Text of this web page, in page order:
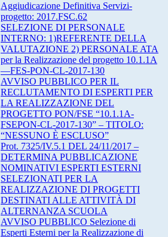
Aggiudicazione Definitiva Servizi-
progetto: 2017.FSC.62
SELEZIONE DI PERSONALE
INTERNO: 1)REFERENTE DELLA
VALUTAZIONE 2) PERSONALE ATA
per la Realizzazione del progetto 10.1.1A
—FES-PON-CL-2017-130
AVVISO PUBBLICO PER IL
RECLUTAMENTO DI ESPERTI PER
LA REALIZZAZIONE DEL
PROGETTO PON/FSE “10.1.1A-
FSEPON-CL-2017-130” – TITOLO:
“NESSUNO È ESCLUSO”
Prot. 7325/IV.5.1 DEL 24/11/2017 –
DETERMINA PUBBLICAZIONE
NOMINATIVI ESPERTI ESTERNI
SELEZIONATI PER LA
REALIZZAZIONE DI PROGETTI
DESTINATI ALLE ATTIVITÀ DI
ALTERNANZA SCUOLA
AVVISO PUBBLICO Selezione di
Esperti Esterni per la Realizzazione di